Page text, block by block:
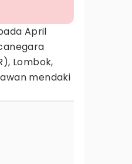
April
Lombok,
mendaki